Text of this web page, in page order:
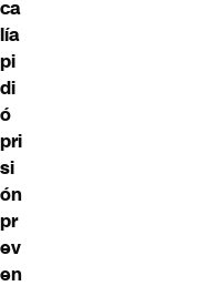
ca
lía
pi
di
ó
pri
si
ón
pr
ev
en